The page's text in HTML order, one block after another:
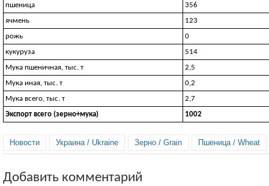
пшеница
356
ячмень
123
рожь
0
кукуруза
514
Мука пшеничная, тыс. т
2,5
Мука иная, тыс. т
0,2
Мука всего, тыс. т
2,7
Экспорт всего (зерно+мука)
1002
Новости Украина / Ukraine Зерно / Grain Пшеница / Wheat
Добавить комментарий